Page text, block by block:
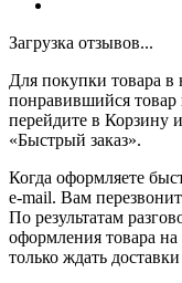
Загрузка отзывов...
Для покупки товара в
понравившийся товар
перейдите в Корзину
«Быстрый заказ».
Когда оформляете
e-mail. Вам
По результатам
оформления товара
только ждать